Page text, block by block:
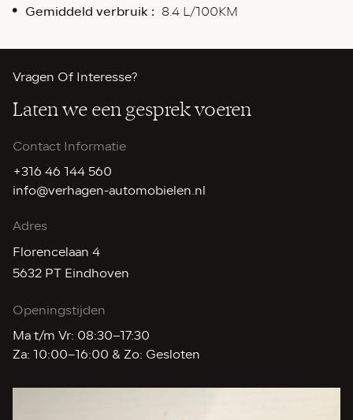
Gemiddeld verbruik : 8.4 L/100KM
Vragen Of Interesse?
Laten weeen gesprek voeren
Contact Informatie
+316 46 144 560
info@verhagen-automobielen.nl
Adres
Florencelaan 4
5632 PT Eindhoven
Openingstijden
Ma t/m Vr: 08:30–17:30
Za: 10:00–16:00 & Zo: Gesloten